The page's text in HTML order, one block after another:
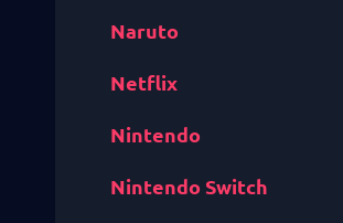
Naruto
Netflix
Nintendo
Nintendo Switch